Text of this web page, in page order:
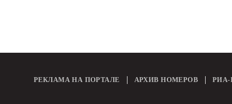
РЕКЛАМА НА ПОРТАЛЕ АРХИВ НОМЕРОВ РИА-